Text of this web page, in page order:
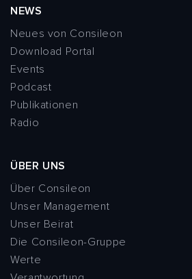
NEWS
Neues von Consileon
Download Portal
Events
Podcast
Publikationen
Radio
ÜBER UNS
Über Consileon
Unser Management
Unser Beirat
Die Consileon-Gruppe
Werte